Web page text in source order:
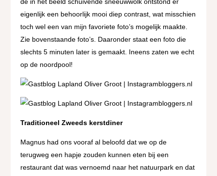
eigenlijk een behoorlijk mooi diep contrast, wat misschien
toch wel een van mijn favoriete foto’s mogelijk maakte.
Zie bovenstaande foto’s. Daaronder staat een foto die
slechts 5 minuten later is gemaakt. Ineens zaten we echt
op de noordpool!
Traditioneel Zweeds kerstdiner
Magnus had ons vooraf al beloofd dat we op de
terugweg een hapje zouden kunnen eten bij een
restaurant dat was vernoemd naar het natuurpark en dat